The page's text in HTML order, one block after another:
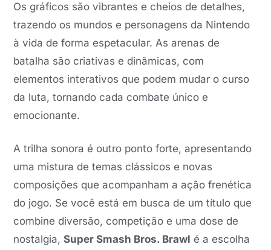
Os gráficos são vibrantes e cheios de detalhes,
trazendo os mundos e personagens da Nintendo
à vida de forma espetacular. As arenas de
batalha são criativas e dinâmicas, com
elementos interativos que podem mudar o curso
da luta, tornando cada combate único e
emocionante.
A trilha sonora é outro ponto forte, apresentando
uma mistura de temas clássicos e novas
composições que acompanham a ação frenética
do jogo. Se você está em busca de um título que
combine diversão, competição e uma dose de
nostalgia,Super Smash Bros. Brawl é a escolha